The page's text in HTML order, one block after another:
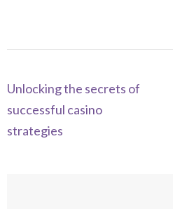
Navegación
de
entradas
Unlocking the secrets of
successful casino
strategies